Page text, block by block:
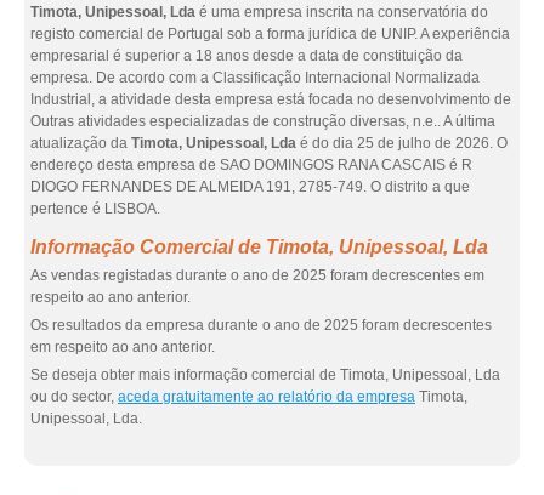
Timota, Unipessoal, Lda é uma empresa inscrita na conservatória do
registo comercial de Portugal sob a forma jurídica de UNIP. A experiência
empresarial é superior a 18 anos desde a data de constituição da
empresa. De acordo com a Classificação Internacional Normalizada
Industrial, a atividade desta empresa está focada no desenvolvimento de
Outras atividades especializadas de construção diversas, n.e.. A última
atualização da Timota, Unipessoal, Lda é do dia 25 de julho de 2026. O
endereço desta empresa de SAO DOMINGOS RANA CASCAIS é R
DIOGO FERNANDES DE ALMEIDA 191, 2785-749. O distrito a que
pertence é LISBOA.
Informação Comercial de Timota, Unipessoal, Lda
As vendas registadas durante o ano de 2025 foram decrescentes em
respeito ao ano anterior.
Os resultados da empresa durante o ano de 2025 foram decrescentes
em respeito ao ano anterior.
Se deseja obter mais informação comercial de Timota, Unipessoal, Lda
ou do sector, aceda gratuitamente ao relatório da empresa Timota,
Unipessoal, Lda.